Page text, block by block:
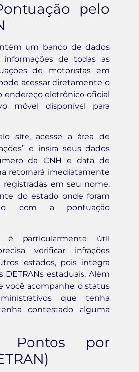
pelo
um banco de dados
informações de todas as
de motoristas em
acessar diretamente o
endereço eletrônico oficial
móvel disponível para
site, acesse a área de
e insira seus dados
da CNH e data de
retornará imediatamente
registradas em seu nome,
do estado onde foram
com a pontuação
é particularmente útil
verificar infrações
estados, pois integra
DETRANs estaduais. Além
você acompanhe o status
que tenha
contestado alguma
Pontos por